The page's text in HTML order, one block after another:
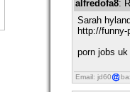
alfredofa8:
Sarah
http://
porn jobs
Email: jd60